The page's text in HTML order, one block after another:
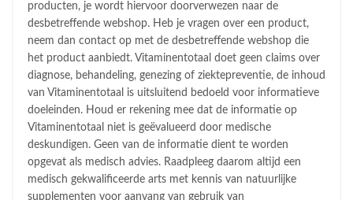
producten, je wordt hiervoor doorverwezen naar de
desbetreffende webshop. Heb je vragen over een product,
neem dan contact op met de desbetreffende webshop die
het product aanbiedt. Vitaminentotaal doet geen claims over
diagnose, behandeling, genezing of ziektepreventie, de inhoud
van Vitaminentotaal is uitsluitend bedoeld voor informatieve
doeleinden. Houd er rekening mee dat de informatie op
Vitaminentotaal niet is geëvalueerd door medische
deskundigen. Geen van de informatie dient te worden
opgevat als medisch advies. Raadpleeg daarom altijd een
medisch gekwalificeerde arts met kennis van natuurlijke
supplementen voor aanvang van gebruik van